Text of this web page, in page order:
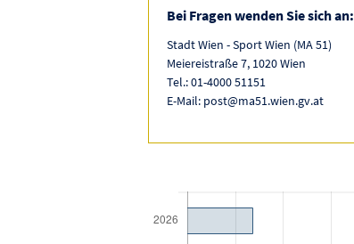
Bei Fragen wenden Sie sich an:
Stadt Wien - Sport Wien (MA 51)
Meiereistraße 7, 1020 Wien
Tel.: 01-4000 51151
E-Mail: post@ma51.wien.gv.at